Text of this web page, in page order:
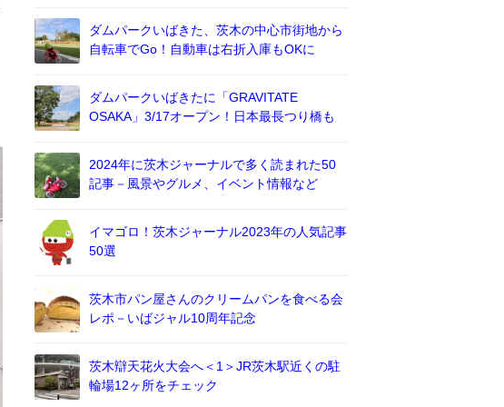
ダムパークいばきた、茨木の中心市街地から
自転車でGo！自動車は右折入庫もOKに
ダムパークいばきたに「GRAVITATE
OSAKA」3/17オープン！日本最長つり橋も
2024年に茨木ジャーナルで多く読まれた50
記事－風景やグルメ、イベント情報など
イマゴロ！茨木ジャーナル2023年の人気記事
50選
茨木市パン屋さんのクリームパンを食べる会
レポ－いばジャル10周年記念
茨木辯天花火大会へ＜1＞JR茨木駅近くの駐
輪場12ヶ所をチェック